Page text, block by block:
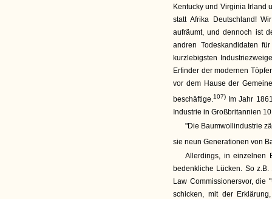
Kentucky und Virginia Irland
statt Afrika Deutschland!
aufräumt, und dennoch ist
andren Todeskandidaten
kurzlebigsten
Erfinder der modernen
vor dem Hause der
beschäftige.107)
Im Jahr
Industrie in Großbritannien
"Die Baumwollindustrie
sie neun Generationen von
Allerdings, in einzelnen
bedenkliche Lücken. So
Law Commissionersvor, die
schicken, mit der